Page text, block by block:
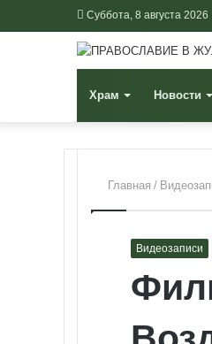
Суббота, 8 августа 2026
Храм Новости
Главная /
Видеозаписи